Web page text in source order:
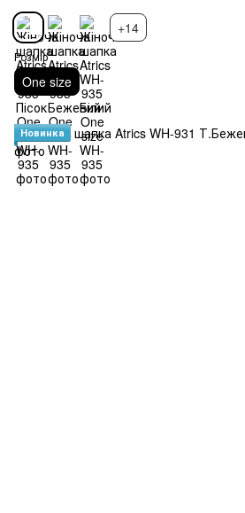
+14
Розмір
One size
Новинка